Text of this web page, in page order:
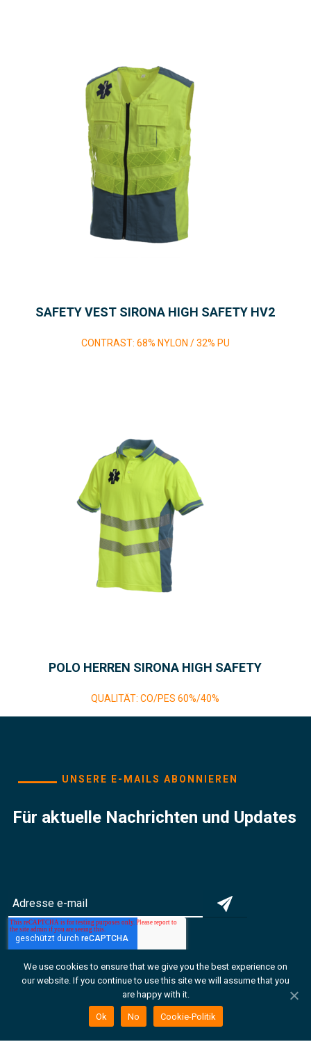
SAFETY VEST SIRONA HIGH SAFETY HV2
CONTRAST: 68% NYLON / 32% PU
POLO HERREN SIRONA HIGH SAFETY
QUALITÄT: CO/PES 60%/40%
UNSERE E-MAILS ABONNIEREN
Für aktuelle Nachrichten und Updates
Ich suche
Kollektionen
We use cookies to ensure that we give you the best experience on
our website. If you continue to use this site we will assume that you
are happy with it.
Ok No Cookie-Politik